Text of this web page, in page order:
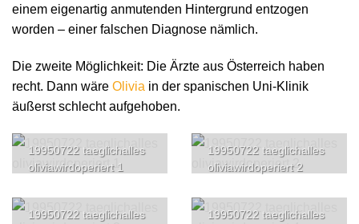
einem eigenartig anmutenden Hintergrund entzogen
worden – einer falschen Diagnose nämlich.
Die zweite Möglichkeit: Die Ärzte aus Österreich haben
recht. Dann wäre Olivia in der spanischen Uni-Klinik
äußerst schlecht aufgehoben.
19950722 taeglichalles
oliviawirdoperiert 1
19950722 taeglichalles
oliviawirdoperiert 2
19950722 taeglichalles
19950722 taeglichalles